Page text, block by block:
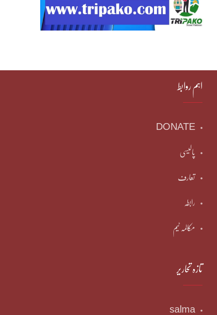
اہم روابط
DONATE
پالیسی
تعارف
رابطہ
مکالمہ ٹیم
تازہ تحاریر
salma